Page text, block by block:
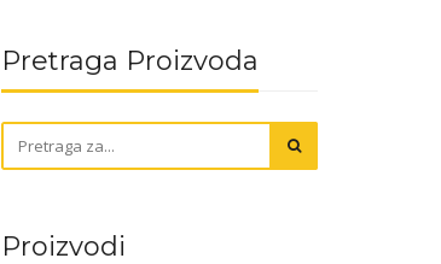
Pretraga Proizvoda
Proizvodi